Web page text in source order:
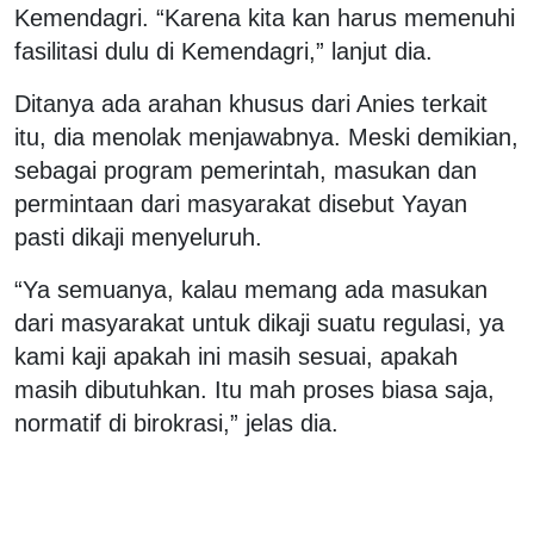
Kemendagri. “Karena kita kan harus memenuhi
fasilitasi dulu di Kemendagri,” lanjut dia.
Ditanya ada arahan khusus dari Anies terkait
itu, dia menolak menjawabnya. Meski demikian,
sebagai program pemerintah, masukan dan
permintaan dari masyarakat disebut Yayan
pasti dikaji menyeluruh.
“Ya semuanya, kalau memang ada masukan
dari masyarakat untuk dikaji suatu regulasi, ya
kami kaji apakah ini masih sesuai, apakah
masih dibutuhkan. Itu mah proses biasa saja,
normatif di birokrasi,” jelas dia.